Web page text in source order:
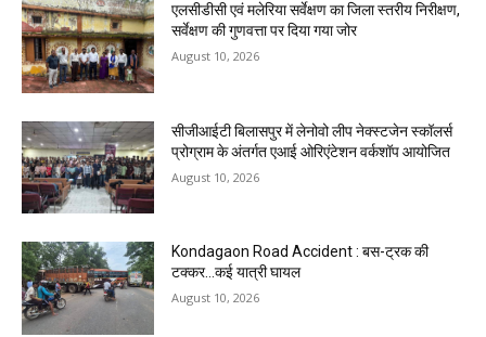
एलसीडीसी एवं मलेरिया सर्वेक्षण का जिला स्तरीय निरीक्षण,
सर्वेक्षण की गुणवत्ता पर दिया गया जोर
August 10, 2026
सीजीआईटी बिलासपुर में लेनोवो लीप नेक्स्टजेन स्कॉलर्स
प्रोग्राम के अंतर्गत एआई ओरिएंटेशन वर्कशॉप आयोजित
August 10, 2026
Kondagaon Road Accident : बस-ट्रक की
टक्कर…कई यात्री घायल
August 10, 2026